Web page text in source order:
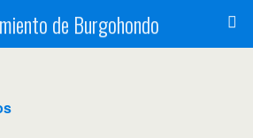
de Burgohondo